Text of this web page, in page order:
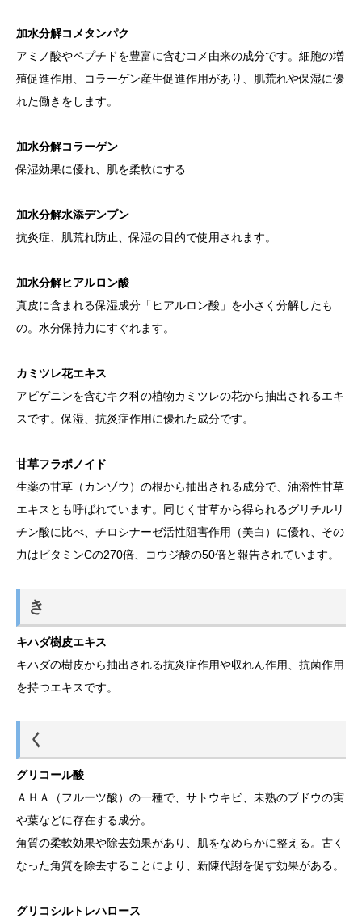
加水分解コメタンパク
アミノ酸やペプチドを豊富に含むコメ由来の成分です。細胞の増
殖促進作用、コラーゲン産生促進作用があり、肌荒れや保湿に優
れた働きをします。
加水分解コラーゲン
保湿効果に優れ、肌を柔軟にする
加水分解水添デンプン
抗炎症、肌荒れ防止、保湿の目的で使用されます。
加水分解ヒアルロン酸
真皮に含まれる保湿成分「ヒアルロン酸」を小さく分解したも
の。水分保持力にすぐれます。
カミツレ花エキス
アピゲニンを含むキク科の植物カミツレの花から抽出されるエキ
スです。保湿、抗炎症作用に優れた成分です。
甘草フラボノイド
生薬の甘草（カンゾウ）の根から抽出される成分で、油溶性甘草
エキスとも呼ばれています。同じく甘草から得られるグリチルリ
チン酸に比べ、チロシナーゼ活性阻害作用（美白）に優れ、その
力はビタミンCの270倍、コウジ酸の50倍と報告されています。
き
キハダ樹皮エキス
キハダの樹皮から抽出される抗炎症作用や収れん作用、抗菌作用
を持つエキスです。
く
グリコール酸
ＡＨＡ（フルーツ酸）の一種で、サトウキビ、未熟のブドウの実
や葉などに存在する成分。
角質の柔軟効果や除去効果があり、肌をなめらかに整える。古く
なった角質を除去することにより、新陳代謝を促す効果がある。
グリコシルトレハロース